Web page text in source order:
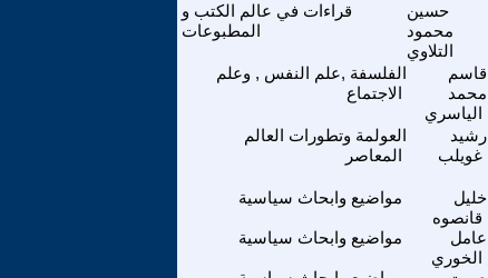
قراءات في عالم الكتب و
المطبوعات
حسين
محمود
التلاوي
الفلسفة ,علم النفس , وعلم
الاجتماع
قاسم
محمد
الياسري
العولمة وتطورات العالم
المعاصر
رشيد
غويلب
مواضيع وابحاث سياسية
خليل
قانصوه
مواضيع وابحاث سياسية
عامل
الخوري